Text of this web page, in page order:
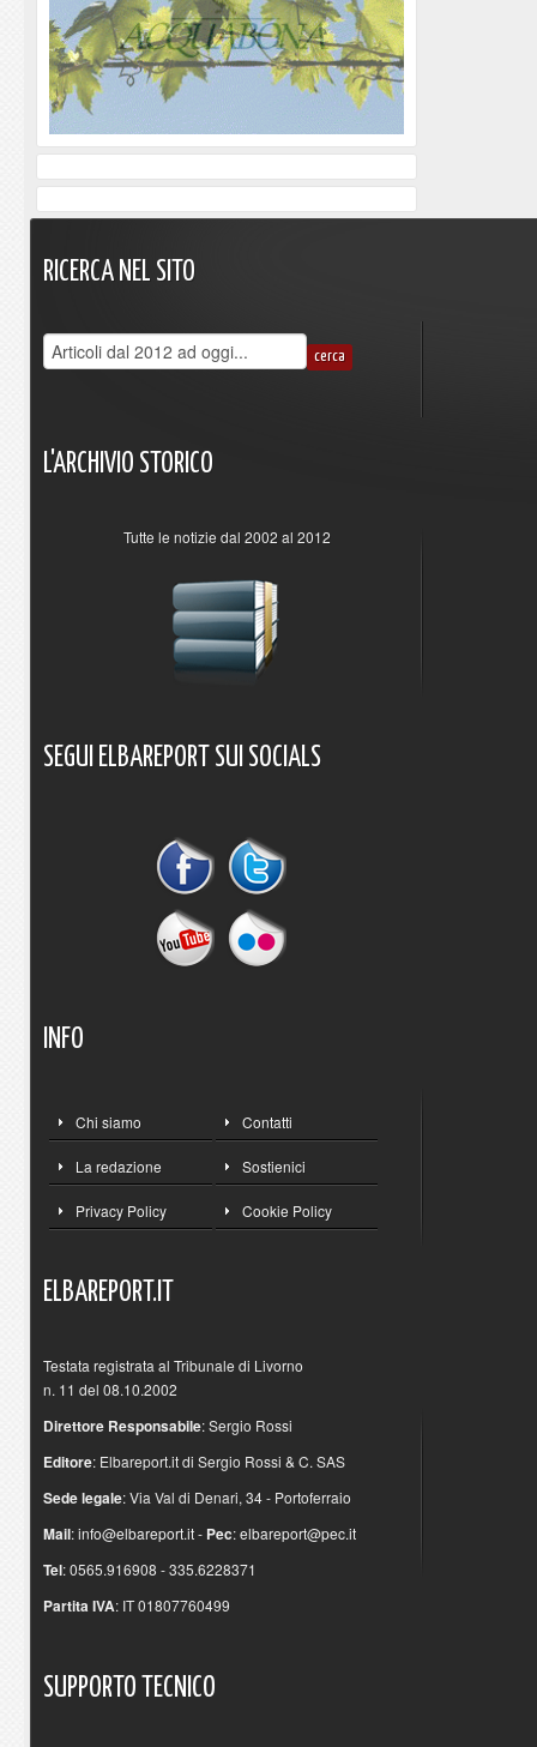
RICERCA NEL SITO
L'ARCHIVIO STORICO
Tutte le notizie dal 2002 al 2012
SEGUI ELBAREPORT SUI SOCIALS
INFO
Chi siamo Contatti
La redazione Sostienici
Privacy Policy Cookie Policy
ELBAREPORT.IT
Testata registrata al Tribunale di Livorno
n. 11 del 08.10.2002
Direttore Responsabile: Sergio Rossi
Editore: Elbareport.it di Sergio Rossi & C. SAS
Sede legale: Via Val di Denari, 34 - Portoferraio
Mail:info@elbareport.it- Pec:elbareport@pec.it
Tel: 0565.916908 - 335.6228371
Partita IVA: IT 01807760499
SUPPORTO TECNICO